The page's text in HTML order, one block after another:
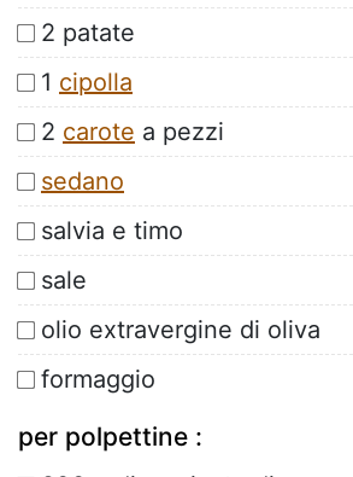
2 patate
1 cipolla
2 carote a pezzi
sedano
salvia e timo
sale
olio extravergine di oliva
formaggio
per polpettine :